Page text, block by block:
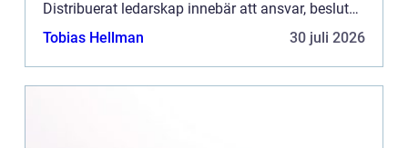
Distribuerat ledarskap innebär att ansvar, beslut
och initiativ sprids över hela teamet i...
Tobias Hellman 30 juli 2026